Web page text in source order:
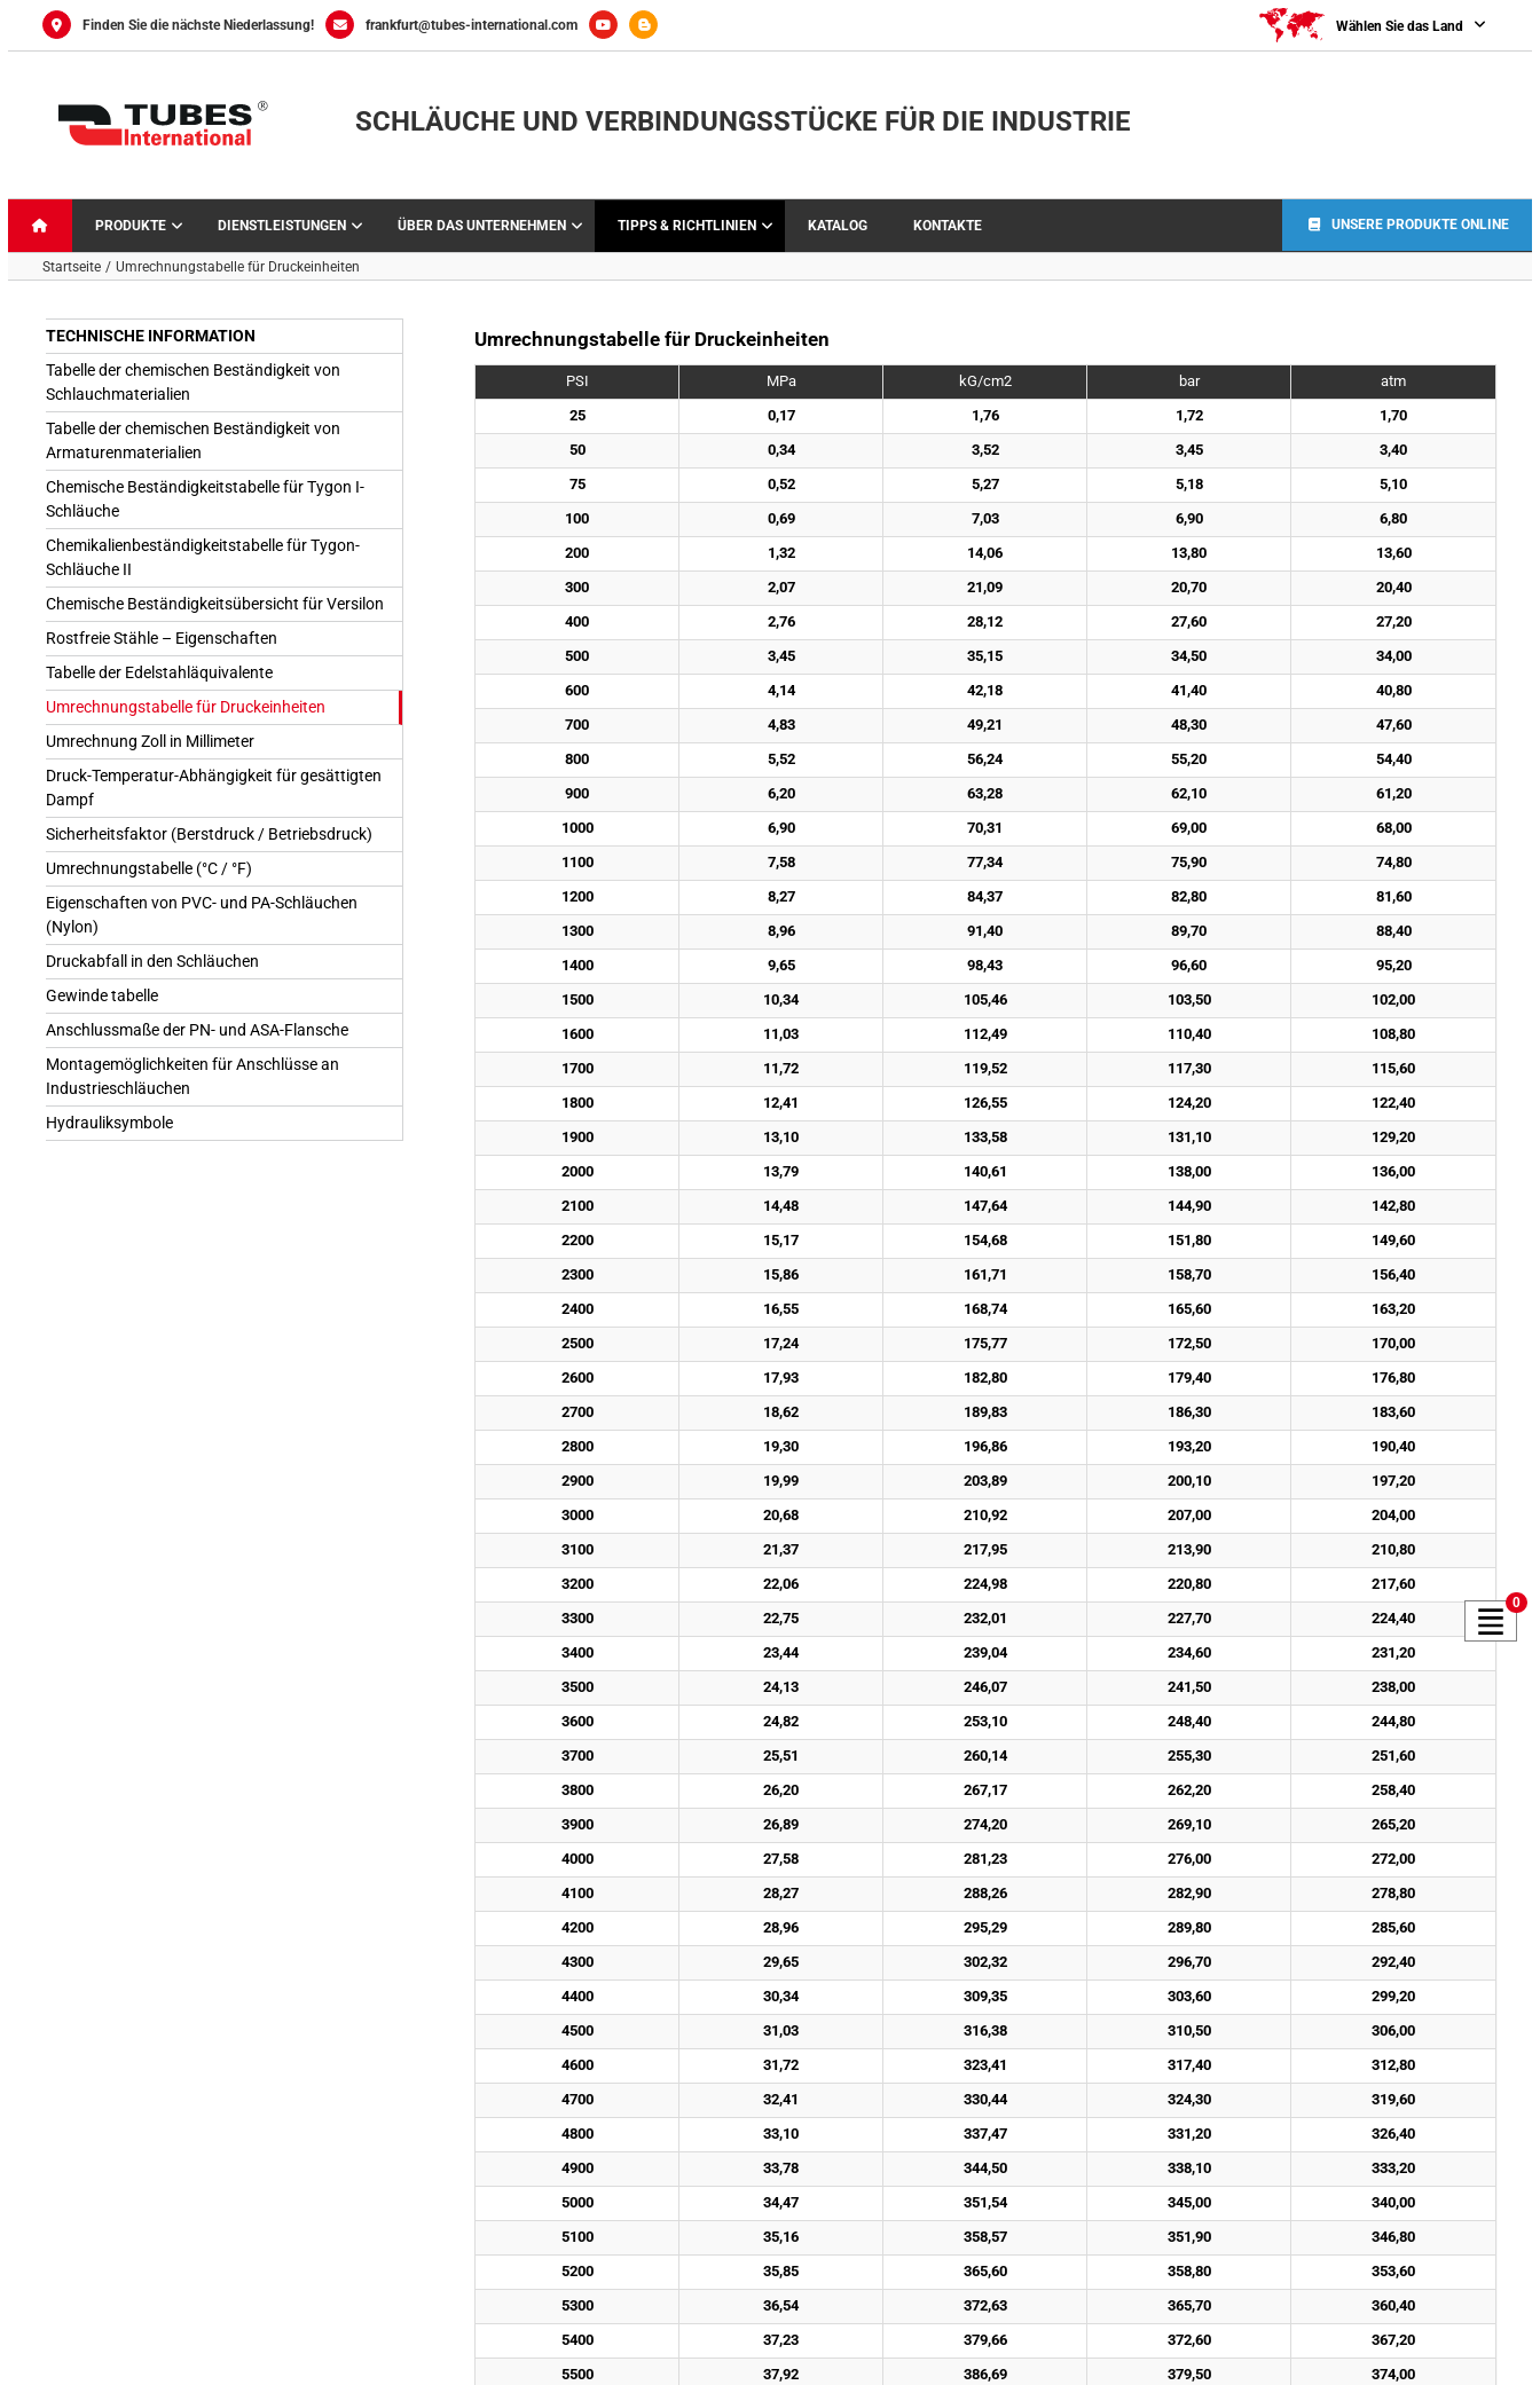
Finden Sie die nächste Niederlassung! frankfurt@tubes-international.com Wählen Sie das Land
SCHLÄUCHE UND VERBINDUNGSSTÜCKE FÜR DIE INDUSTRIE
PRODUKTE DIENSTLEISTUNGEN ÜBER DAS UNTERNEHMEN TIPPS & RICHTLINIEN KATALOG KONTAKTE UNSERE PRODUKTE ONLINE
Startseite Umrechnungstabelle für Druckeinheiten
Umrechnungstabelle für Druckeinheiten
PSI MPa kG/cm2 bar
atm
25
0,17 1,76 1,72
1,70
50
0,34 3,52 3,45
3,40
75
0,52 5,27 5,18
5,10
100
0,69 7,03 6,90
6,80
200
1,32 14,06 13,80
13,60
300
2,07 21,09 20,70
20,40
400
2,76 28,12 27,60
27,20
500
3,45 35,15 34,50
34,00
600
4,14 42,18 41,40
40,80
700
4,83 49,21 48,30
47,60
800
5,52 56,24 55,20
54,40
900
6,20 63,28 62,10
61,20
1000
6,90 70,31 69,00
68,00
1100
7,58 77,34 75,90
74,80
1200
8,27 84,37 82,80
81,60
1300
8,96 91,40 89,70
88,40
1400
9,65 98,43 96,60
95,20
1500
10,34 105,46 103,50
102,00
1600
11,03 112,49 110,40
108,80
1700
11,72 119,52 117,30
115,60
1800
12,41 126,55 124,20
122,40
1900
13,10 133,58 131,10
129,20
2000
13,79 140,61 138,00
136,00
2100
14,48 147,64 144,90
142,80
2200
15,17 154,68 151,80
149,60
2300
15,86 161,71 158,70
156,40
2400
16,55 168,74 165,60
163,20
2500
17,24 175,77 172,50
170,00
2600
17,93 182,80 179,40
176,80
2700
18,62 189,83 186,30
183,60
2800
19,30 196,86 193,20
190,40
2900
19,99 203,89 200,10
197,20
3000
20,68 210,92 207,00
204,00
3100
21,37 217,95 213,90
210,80
3200
22,06 224,98 220,80
217,60
3300
22,75 232,01 227,70
224,40
3400
23,44 239,04 234,60
231,20
3500
24,13 246,07 241,50
238,00
3600
24,82 253,10 248,40
244,80
3700
25,51 260,14 255,30
251,60
3800
26,20 267,17 262,20
258,40
3900
26,89 274,20 269,10
265,20
4000
27,58 281,23 276,00
272,00
4100
28,27 288,26 282,90
278,80
4200
28,96 295,29 289,80
285,60
4300
29,65 302,32 296,70
292,40
4400
30,34 309,35 303,60
299,20
4500
31,03 316,38 310,50
306,00
4600
31,72 323,41 317,40
312,80
4700
32,41 330,44 324,30
319,60
4800
33,10 337,47 331,20
326,40
4900
33,78 344,50 338,10
333,20
5000
34,47 351,54 345,00
340,00
5100
35,16 358,57 351,90
346,80
5200
35,85 365,60 358,80
353,60
5300
36,54 372,63 365,70
360,40
5400
37,23 379,66 372,60
367,20
5500
37,92 386,69 379,50
374,00
TECHNISCHE INFORMATION
Tabelle der chemischen Beständigkeit von
Schlauchmaterialien
Tabelle der chemischen Beständigkeit von
Armaturenmaterialien
Chemische Beständigkeitstabelle für Tygon I-
Schläuche
Chemikalienbeständigkeitstabelle für Tygon-
Schläuche II
Chemische Beständigkeitsübersicht für Versilon
Rostfreie Stähle – Eigenschaften
Tabelle der Edelstahläquivalente
Umrechnungstabelle für Druckeinheiten
Umrechnung Zoll in Millimeter
Druck-Temperatur-Abhängigkeit für gesättigten
Dampf
Sicherheitsfaktor (Berstdruck / Betriebsdruck)
Umrechnungstabelle (°C / °F)
Eigenschaften von PVC- und PA-Schläuchen
(Nylon)
Druckabfall in den Schläuchen
Gewinde tabelle
Anschlussmaße der PN- und ASA-Flansche
Montagemöglichkeiten für Anschlüsse an
Industrieschläuchen
Hydrauliksymbole
0